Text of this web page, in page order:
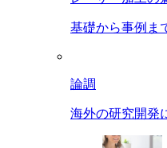
基礎から事例ま
論調
海外の研究開発